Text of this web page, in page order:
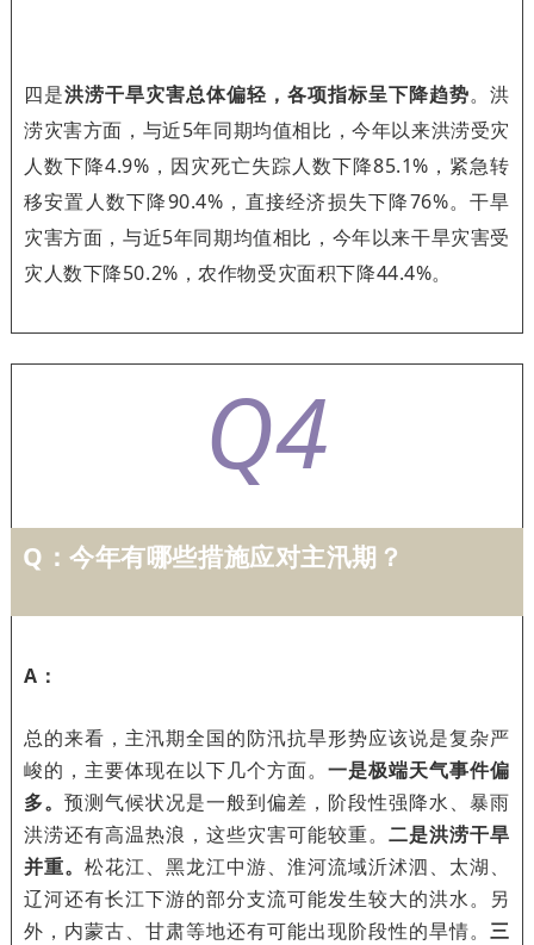
四是洪涝干旱灾害总体偏轻，各项指标呈下降趋势。洪
涝灾害方面，与近5年同期均值相比，今年以来洪涝受灾
人数下降4.9%，因灾死亡失踪人数下降85.1%，紧急转
移安置人数下降90.4%，直接经济损失下降76%。干旱
灾害方面，与近5年同期均值相比，今年以来干旱灾害受
灾人数下降50.2%，农作物受灾面积下降44.4%。
Q4
Q：今年有哪些措施应对主汛期？
A：
总的来看，主汛期全国的防汛抗旱形势应该说是复杂严
峻的，主要体现在以下几个方面。一是极端天气事件偏
多。 预测气候状况是一般到偏差，阶段性强降水、暴雨
洪涝还有高温热浪，这些灾害可能较重。二是洪涝干旱
并重。松花江、黑龙江中游、淮河流域沂沭泗、太湖、
辽河还有长江下游的部分支流可能发生较大的洪水。另
外，内蒙古、甘肃等地还有可能出现阶段性的旱情。三